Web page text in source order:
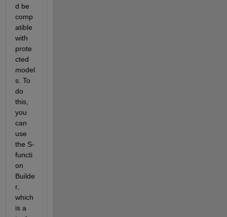
d be
comp
atible
with
prote
cted
model
s. To
do
this,
you
can
use
the S-
functi
on
Builde
r,
which
is a